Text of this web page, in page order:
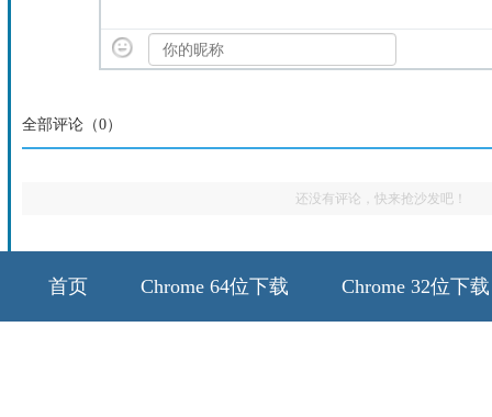
全部评论（0）
还没有评论，快来抢沙发吧！
首页 Chrome 64位下载 Chrome 32位下载